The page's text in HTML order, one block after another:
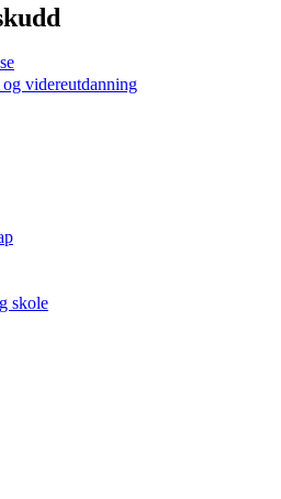
videreutdanning
skole